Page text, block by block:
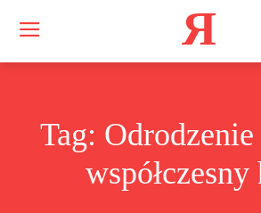
Я
Tag:
współczesny